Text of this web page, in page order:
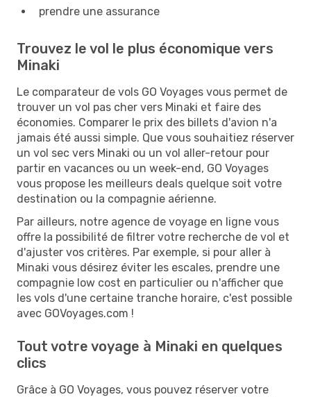
prendre une assurance
Trouvez le vol le plus économique vers
Minaki
Le comparateur de vols GO Voyages vous permet de
trouver un vol pas cher vers Minaki et faire des
économies. Comparer le prix des billets d'avion n'a
jamais été aussi simple. Que vous souhaitiez réserver
un vol sec vers Minaki ou un vol aller-retour pour
partir en vacances ou un week-end, GO Voyages
vous propose les meilleurs deals quelque soit votre
destination ou la compagnie aérienne.
Par ailleurs, notre agence de voyage en ligne vous
offre la possibilité de filtrer votre recherche de vol et
d'ajuster vos critères. Par exemple, si pour aller à
Minaki vous désirez éviter les escales, prendre une
compagnie low cost en particulier ou n'afficher que
les vols d'une certaine tranche horaire, c'est possible
avec GOVoyages.com !
Tout votre voyage à Minaki en quelques
clics
Grâce à GO Voyages, vous pouvez réserver votre